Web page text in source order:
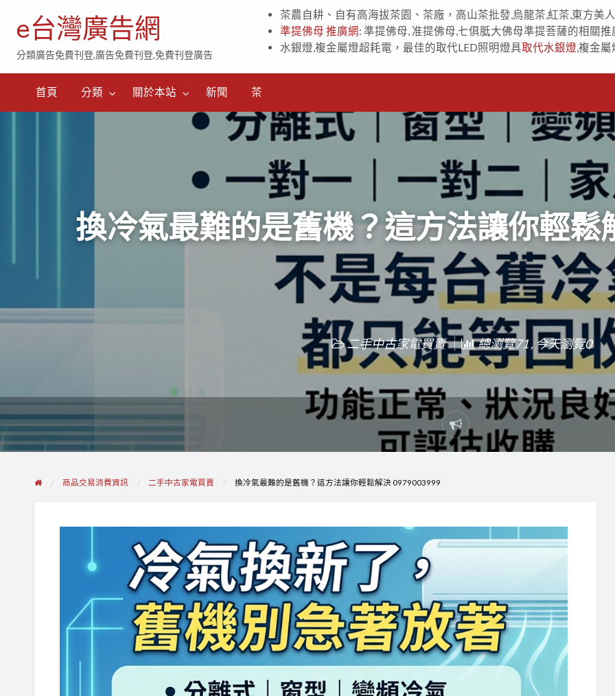
e台灣廣告網
分類廣告免費刊登,廣告免費刊登,免費刊登廣告
茶農自耕、自有高海拔茶園、茶廠，高山茶批發,烏龍茶,紅茶,東方美
準提佛母 推廣網: 準提佛母, 准提佛母,七俱胝大佛母準提菩薩的相關推
水銀燈,複金屬燈超耗電，最佳的取代LED照明燈具取代水銀燈 ,複金屬
首頁 分類 關於本站 新聞 茶
換冷氣最難的是舊機？這方法讓你輕
二手中古家電買賣 總瀏覽71 , 今天瀏覽0
Report
problem
商品交易消費資訊 二手中古家電買賣 換冷氣最難的是舊機？這方法讓你輕鬆解決 0979003999